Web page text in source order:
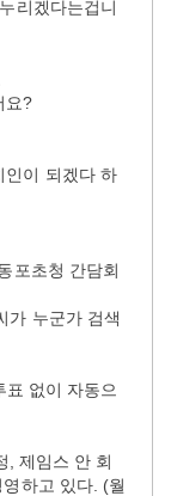
리겠다는겁니
요?
인이 되겠다 하
포초청 간담회
가 누군가 검색
없이 자동으
, 제임스 안 회
하고 있다. (월